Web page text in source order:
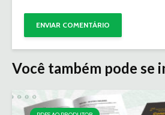
Você também pode se